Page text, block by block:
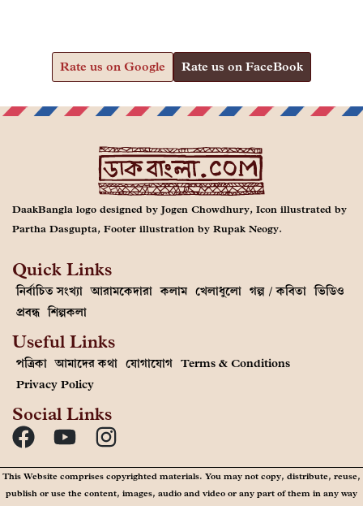
Rate us on Google Rate us on FaceBook
DaakBangla logo designed by Jogen Chowdhury, Icon illustrated by
Partha Dasgupta, Footer illustration by Rupak Neogy.
Quick Links
নির্বাচিত সংখ্যা আরামকেদারা কলাম খেলাধুলো গল্প / কবিতা ভিডিও
প্রবন্ধ শিল্পকলা
Useful Links
পত্রিকা আমাদের কথা যোগাযোগ Terms & Conditions
Privacy Policy
Social Links
This Website comprises copyrighted materials. You may not copy, distribute, reuse,
publish or use the content, images, audio and video or any part of them in any way